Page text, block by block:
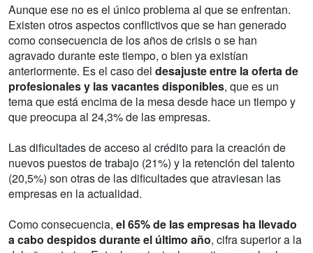
Aunque ese no es el único problema al que se enfrentan.
Existen otros aspectos conflictivos que se han generado
como consecuencia de los años de crisis o se han
agravado durante este tiempo, o bien ya existían
anteriormente. Es el caso del desajuste entre la oferta de
profesionales y las vacantes disponibles, que es un
tema que está encima de la mesa desde hace un tiempo y
que preocupa al 24,3% de las empresas.
Las dificultades de acceso al crédito para la creación de
nuevos puestos de trabajo (21%) y la retención del talento
(20,5%) son otras de las dificultades que atraviesan las
empresas en la actualidad.
Como consecuencia, el 65% de las empresas ha llevado
a cabo despidos durante el último año, cifra superior a la